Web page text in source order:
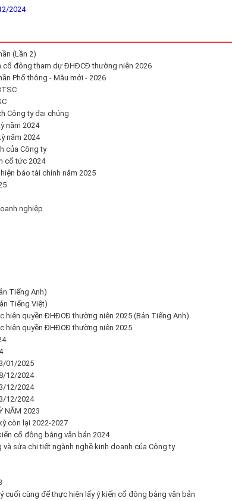
2024
(Lần 2)
đông tham dự ĐHĐCĐ thường niên 2026
Phổ thông - Mẫu mới - 2026
Công ty đại chúng
năm 2024
năm 2024
của Công ty
cổ tức 2024
báo tài chính năm 2025
nghiệp
Tiếng Anh)
Tiếng Việt)
quyền ĐHĐCĐ thường niên 2025 (Bản Tiếng Anh)
hiện quyền ĐHĐCĐ thường niên 2025
01/2025
12/2024
12/2024
12/2024
NĂM 2023
còn lại 2022-2027
cổ đông bằng văn bản 2024
sửa chi tiết ngành nghề kinh doanh của Công ty
cuối cùng để thực hiện lấy ý kiến cổ đông bằng văn bản